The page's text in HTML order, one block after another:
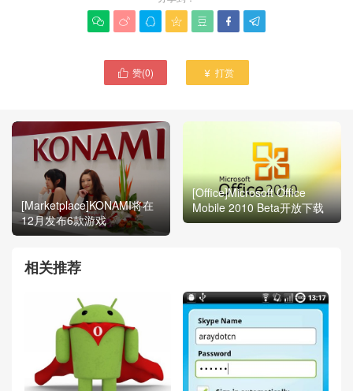
      
 赞(0)  打赏
[Marketplace]KONAMI将在
12月发布6款游戏
[Office]Microsoft Office
Mobile 2010 Beta开放下载
相关推荐